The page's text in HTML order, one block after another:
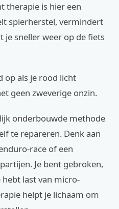
therapie is hier een
spierherstel, vermindert
je sneller weer op de fiets
op als je rood licht
geen zweverige onzin.
onderbouwde methode
te repareren. Denk aan
race of een
Je bent gebroken,
last van micro-
helpt je lichaam om